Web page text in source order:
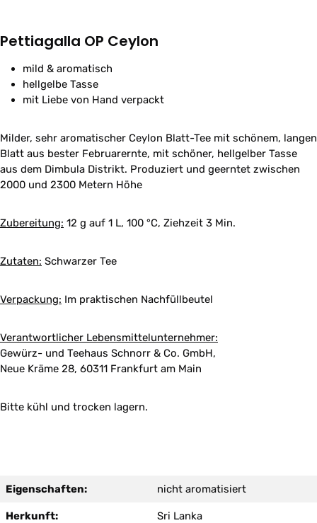
Pettiagalla OP Ceylon
mild & aromatisch
hellgelbe Tasse
mit Liebe von Hand verpackt
Milder, sehr aromatischer Ceylon Blatt-Tee mit schönem, langen
Blatt aus bester Februarernte, mit schöner, hellgelber Tasse
aus dem Dimbula Distrikt. Produziert und geerntet zwischen
2000 und 2300 Metern Höhe
Zubereitung: 12 g auf 1 L, 100 °C, Ziehzeit 3 Min.
Zutaten: Schwarzer Tee
Verpackung: Im praktischen Nachfüllbeutel
Verantwortlicher Lebensmittelunternehmer:
Gewürz- und Teehaus Schnorr & Co. GmbH,
Neue Kräme 28, 60311 Frankfurt am Main
Bitte kühl und trocken lagern.
Eigenschaften: nicht aromatisiert
Herkunft: Sri Lanka